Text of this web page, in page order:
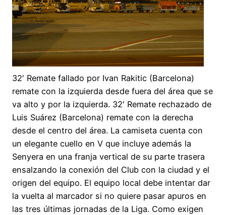
32′ Remate fallado por Ivan Rakitic (Barcelona)
remate con la izquierda desde fuera del área que se
va alto y por la izquierda. 32′ Remate rechazado de
Luis Suárez (Barcelona) remate con la derecha
desde el centro del área. La camiseta cuenta con
un elegante cuello en V que incluye además la
Senyera en una franja vertical de su parte trasera
ensalzando la conexión del Club con la ciudad y el
origen del equipo. El equipo local debe intentar dar
la vuelta al marcador si no quiere pasar apuros en
las tres últimas jornadas de la Liga. Como exigen